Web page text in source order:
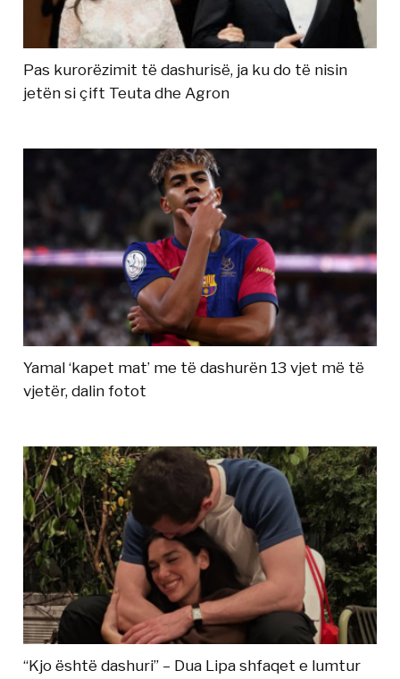
Pas kurorëzimit të dashurisë, ja ku do të nisin
jetën si çift Teuta dhe Agron
Yamal ‘kapet mat’ me të dashurën 13 vjet më të
vjetër, dalin fotot
“Kjo është dashuri” – Dua Lipa shfaqet e lumtur